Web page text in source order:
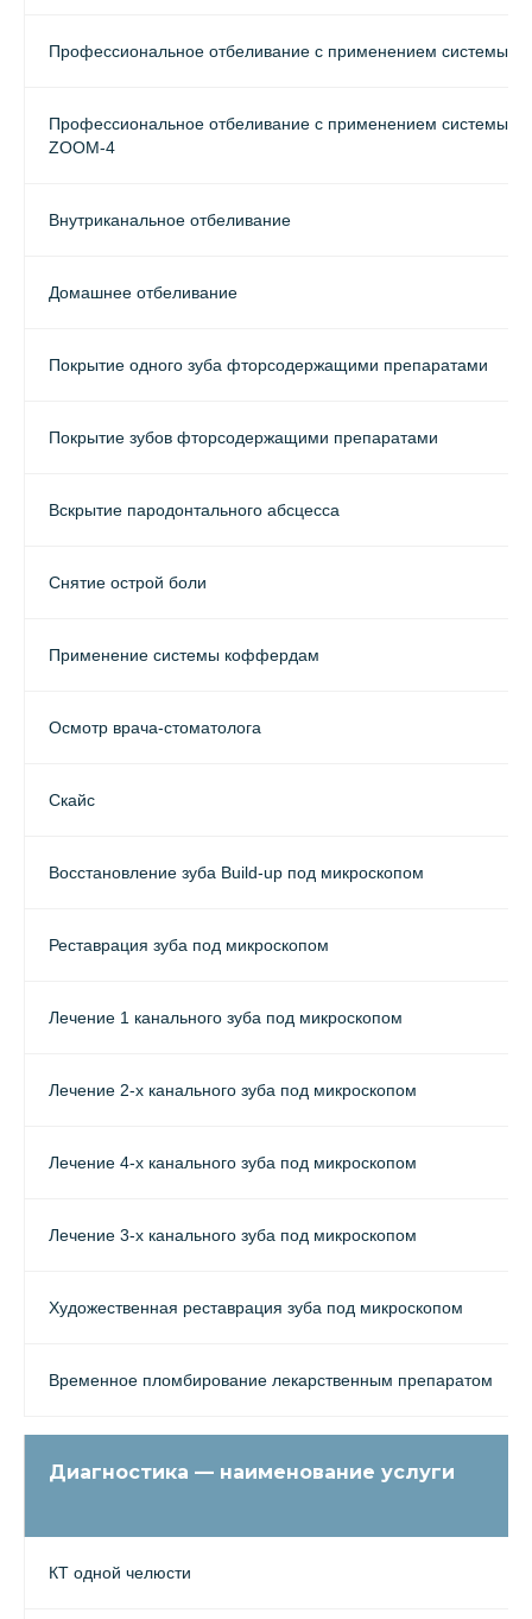
Профессиональное отбеливание с применением системы
Профессиональное отбеливание с применением системы и
ZOOM-4
Внутриканальное отбеливание
Домашнее отбеливание
Покрытие одного зуба фторсодержащими препаратами
Покрытие зубов фторсодержащими препаратами
Вскрытие пародонтального абсцесса
Снятие острой боли
Применение системы коффердам
Осмотр врача-стоматолога
Скайс
Восстановление зуба Build-up под микроскопом
Реставрация зуба под микроскопом
Лечение 1 канального зуба под микроскопом
Лечение 2-х канального зуба под микроскопом
Лечение 4-х канального зуба под микроскопом
Лечение 3-х канального зуба под микроскопом
Художественная реставрация зуба под микроскопом
Временное пломбирование лекарственным препаратом
Диагностика — наименование услуги
КТ одной челюсти